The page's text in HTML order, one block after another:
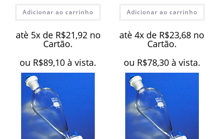
Adicionar ao carrinho
atè 5x de R$21,92 no
Cartão.
ou R$89,10 à vista.
Adicionar ao carrinho
atè 4x de R$23,68 no
Cartão.
ou R$78,30 à vista.